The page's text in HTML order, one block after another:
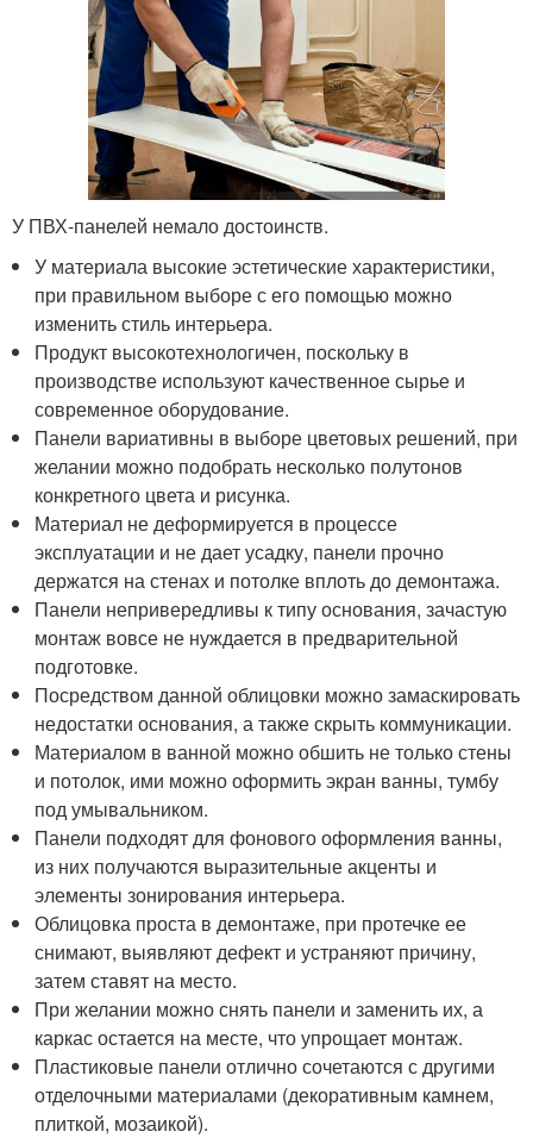
У ПВХ-панелей немало достоинств.
У материала высокие эстетические характеристики,
при правильном выборе с его помощью можно
изменить стиль интерьера.
Продукт высокотехнологичен, поскольку в
производстве используют качественное сырье и
современное оборудование.
Панели вариативны в выборе цветовых решений, при
желании можно подобрать несколько полутонов
конкретного цвета и рисунка.
Материал не деформируется в процессе
эксплуатации и не дает усадку, панели прочно
держатся на стенах и потолке вплоть до демонтажа.
Панели непривередливы к типу основания, зачастую
монтаж вовсе не нуждается в предварительной
подготовке.
Посредством данной облицовки можно замаскировать
недостатки основания, а также скрыть коммуникации.
Материалом в ванной можно обшить не только стены
и потолок, ими можно оформить экран ванны, тумбу
под умывальником.
Панели подходят для фонового оформления ванны,
из них получаются выразительные акценты и
элементы зонирования интерьера.
Облицовка проста в демонтаже, при протечке ее
снимают, выявляют дефект и устраняют причину,
затем ставят на место.
При желании можно снять панели и заменить их, а
каркас остается на месте, что упрощает монтаж.
Пластиковые панели отлично сочетаются с другими
отделочными материалами (декоративным камнем,
плиткой, мозаикой).